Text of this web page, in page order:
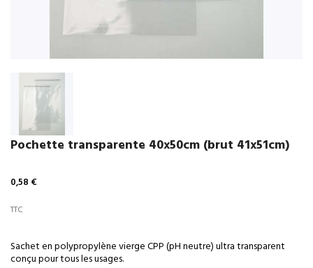
Pochette transparente 40x50cm (brut 41x51cm)
0,58 €
TTC
Sachet en polypropylène vierge CPP (pH neutre) ultra transparent
conçu pour tous les usages.